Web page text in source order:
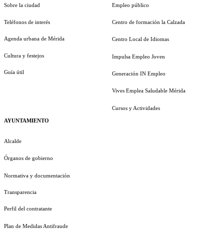
Sobre la ciudad
Teléfonos de interés
Agenda urbana de Mérida
Cultura y festejos
Guía útil
AYUNTAMIENTO
Alcalde
Órganos de gobierno
Normativa y documentación
Transparencia
Perfil del contratante
Plan de Medidas Antifraude
Empleo público
Centro de formación la Calzada
Centro Local de Idiomas
Impulsa Empleo Joven
Generación IN Empleo
Vives Emplea Saludable Mérida
Cursos y Actividades